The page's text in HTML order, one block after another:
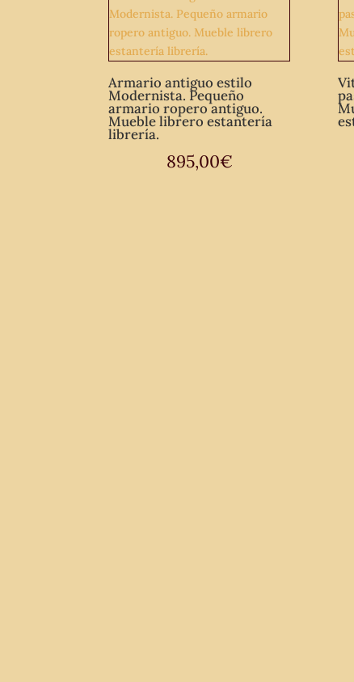
Armario antiguo estilo
Modernista. Pequeño
armario ropero antiguo.
Mueble librero estantería
librería.
895,00€